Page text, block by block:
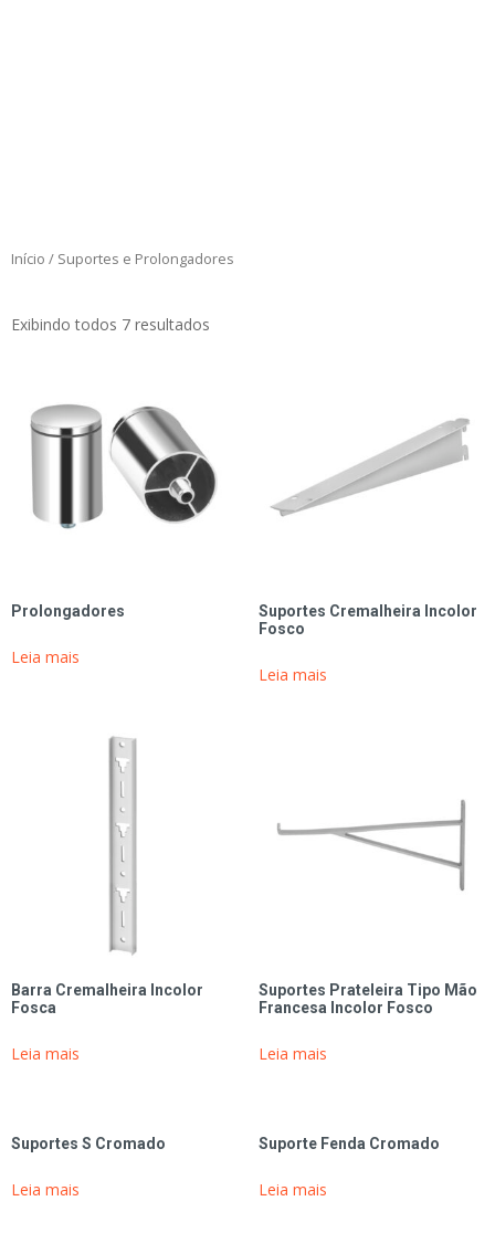
Início / Suportes e Prolongadores
Exibindo todos 7 resultados
Prolongadores
Leia mais
Suportes Cremalheira Incolor
Fosco
Leia mais
Barra Cremalheira Incolor
Fosca
Leia mais
Suportes Prateleira Tipo Mão
Francesa Incolor Fosco
Leia mais
Suportes S Cromado
Leia mais
Suporte Fenda Cromado
Leia mais